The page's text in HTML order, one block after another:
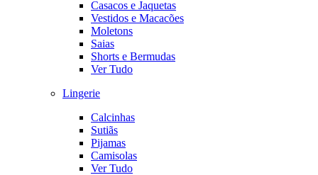
Casacos e Jaquetas
Vestidos e Macacões
Moletons
Saias
Shorts e Bermudas
Ver Tudo
Lingerie
Calcinhas
Sutiãs
Pijamas
Camisolas
Ver Tudo